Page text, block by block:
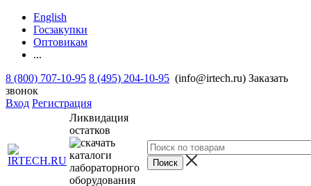
English
Госзакупки
Оптовикам
...
8 (800) 707-10-95 8 (495) 204-10-95 (info@irtech.ru) Заказать
звонок
Вход Регистрация
Ликвидация
остатков